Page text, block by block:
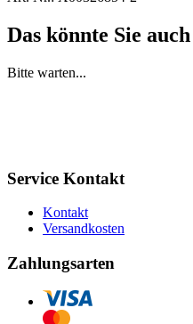
Das könnte Sie
Bitte warten...
Service Kontakt
Kontakt
Versandkosten
Zahlungsarten